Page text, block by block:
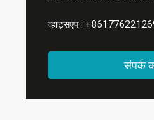
व्हाट्सएप :
संपर्क